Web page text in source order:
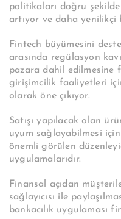
politikaları doğru şekilde
artıyor ve daha yenilikçi
Fintech büyümesini
arasında regülasyon
pazara dahil edilmesine
girişimcilik faaliyetleri
olarak öne çıkıyor.
Satışı yapılacak olan
uyum sağlayabilmesi
önemli görülen
uygulamalarıdır.
Finansal açıdan
sağlayıcısı ile
bankacılık uygulaması